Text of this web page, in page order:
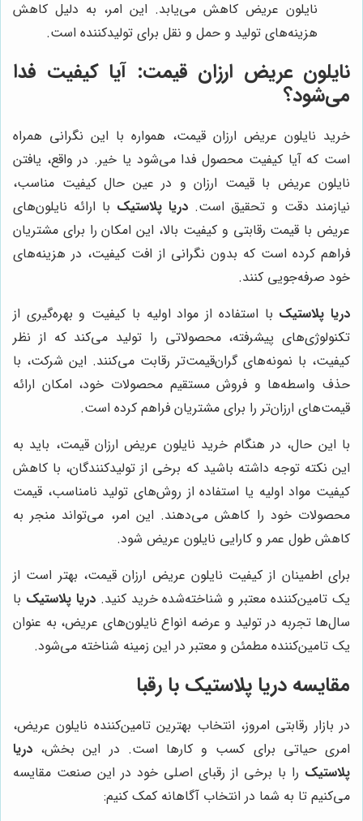
نایلون عریض کاهش می‌یابد. این امر، به دلیل کاهش
هزینه‌های تولید و حمل و نقل برای تولیدکننده است.
نایلون عریض ارزان قیمت: آیا کیفیت فدا
می‌شود؟
خرید نایلون عریض ارزان قیمت، همواره با این نگرانی همراه
است که آیا کیفیت محصول فدا می‌شود یا خیر. در واقع، یافتن
نایلون عریض با قیمت ارزان و در عین حال کیفیت مناسب،
نیازمند دقت و تحقیق است. دریا پلاستیک با ارائه نایلون‌های
عریض با قیمت رقابتی و کیفیت بالا، این امکان را برای مشتریان
فراهم کرده است که بدون نگرانی از افت کیفیت، در هزینه‌های
خود صرفه‌جویی کنند.
دریا پلاستیک با استفاده از مواد اولیه با کیفیت و بهره‌گیری از
تکنولوژی‌های پیشرفته، محصولاتی را تولید می‌کند که از نظر
کیفیت، با نمونه‌های گران‌قیمت‌تر رقابت می‌کنند. این شرکت، با
حذف واسطه‌ها و فروش مستقیم محصولات خود، امکان ارائه
قیمت‌های ارزان‌تر را برای مشتریان فراهم کرده است.
با این حال، در هنگام خرید نایلون عریض ارزان قیمت، باید به
این نکته توجه داشته باشید که برخی از تولیدکنندگان، با کاهش
کیفیت مواد اولیه یا استفاده از روش‌های تولید نامناسب، قیمت
محصولات خود را کاهش می‌دهند. این امر، می‌تواند منجر به
کاهش طول عمر و کارایی نایلون عریض شود.
برای اطمینان از کیفیت نایلون عریض ارزان قیمت، بهتر است از
یک تامین‌کننده معتبر و شناخته‌شده خرید کنید.دریا پلاستیک با
سال‌ها تجربه در تولید و عرضه انواع نایلون‌های عریض، به عنوان
یک تامین‌کننده مطمئن و معتبر در این زمینه شناخته می‌شود.
مقایسه دریا پلاستیک با رقبا
در بازار رقابتی امروز، انتخاب بهترین تامین‌کننده نایلون عریض،
امری حیاتی برای کسب و کارها است. در این بخش، دریا
پلاستیک را با برخی از رقبای اصلی خود در این صنعت مقایسه
می‌کنیم تا به شما در انتخاب آگاهانه کمک کنیم: